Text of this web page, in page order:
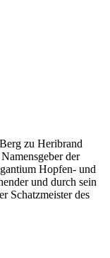
zu Heribrand
der
Hopfen- und
und durch sein
Schatzmeister des